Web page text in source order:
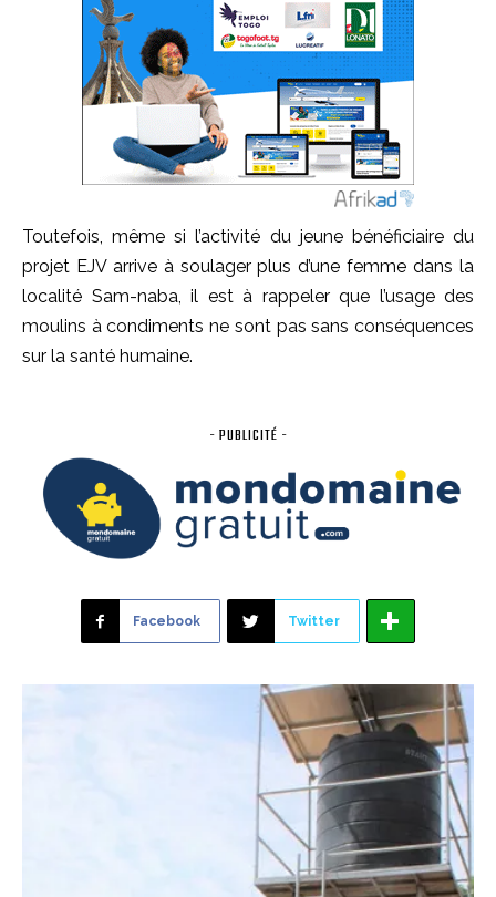
Toutefois, même si l’activité du jeune bénéficiaire du
projet EJVarrive à soulager plus d’une femme dans la
localité Sam-naba, il est à rappeler que l’usage des
moulins à condimentsne sontpas sans conséquences
sur la santé humaine.
- PUBLICITÉ -
Facebook Twitter